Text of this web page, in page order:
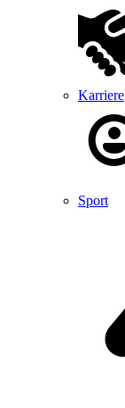
Karriere
Sport